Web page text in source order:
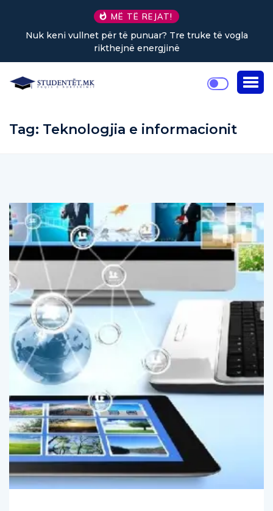
MË TË REJAT!
Nuk keni vullnet për të punuar? Tre truke të vogla
rikthejnë energjinë
Tag: Teknologjia e informacionit